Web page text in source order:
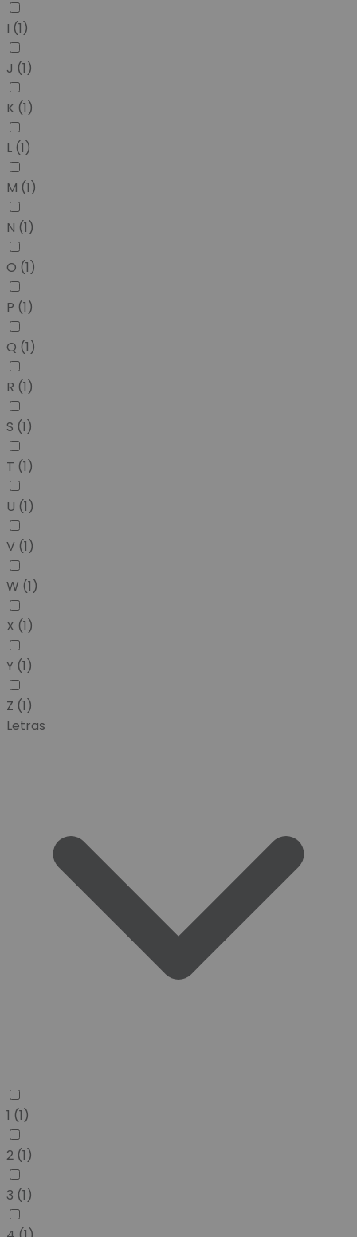
I (1)
J (1)
K (1)
L (1)
M (1)
N (1)
O (1)
P (1)
Q (1)
R (1)
S (1)
T (1)
U (1)
V (1)
W (1)
X (1)
Y (1)
Z (1)
Letras
1 (1)
2 (1)
3 (1)